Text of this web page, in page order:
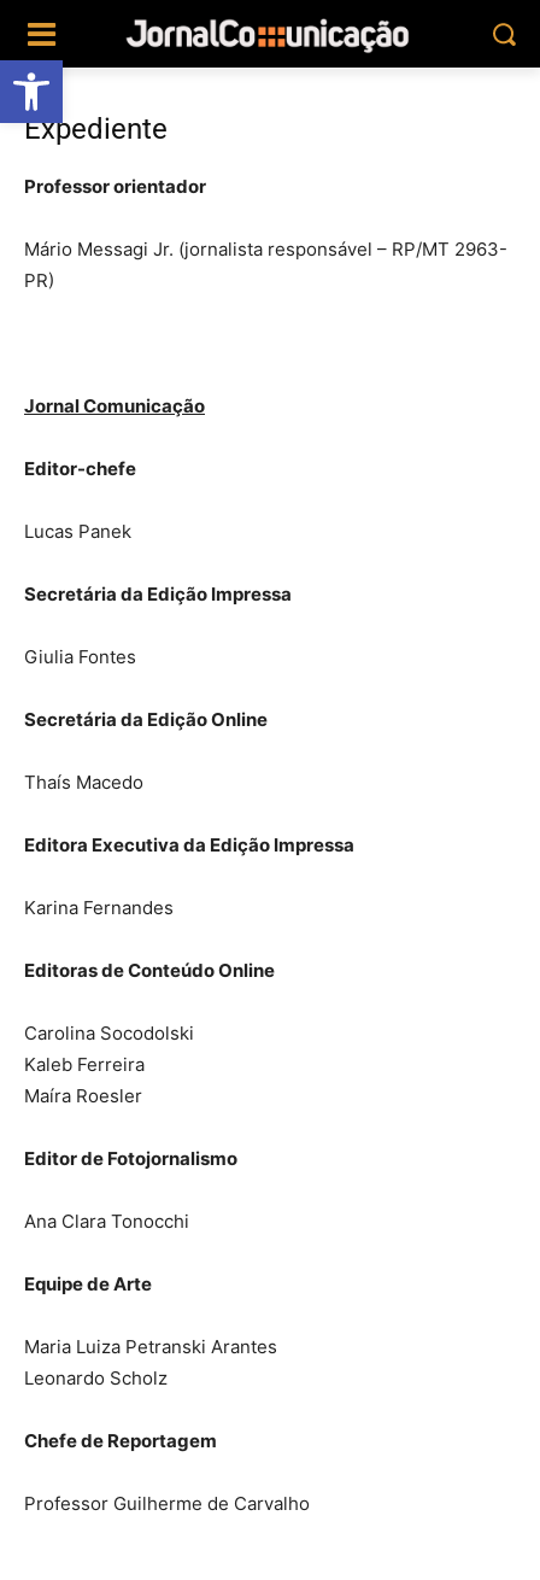
Abrir a barra de ferramentas
Expediente
Professor orientador
Mário Messagi Jr. (jornalista responsável – RP/MT 2963-
PR)
Jornal Comunicação
Editor-chefe
Lucas Panek
Secretária da Edição Impressa
Giulia Fontes
Secretária da Edição Online
Thaís Macedo
Editora Executiva da Edição Impressa
Karina Fernandes
Editoras de Conteúdo Online
Carolina Socodolski
Kaleb Ferreira
Maíra Roesler
Editor de Fotojornalismo
Ana Clara Tonocchi
Equipe de Arte
Maria Luiza Petranski Arantes
Leonardo Scholz
Chefe de Reportagem
Professor Guilherme de Carvalho